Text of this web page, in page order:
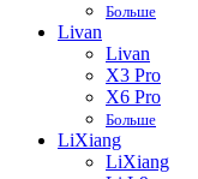
Больше
Livan
Livan
X3 Pro
X6 Pro
Больше
LiXiang
LiXiang